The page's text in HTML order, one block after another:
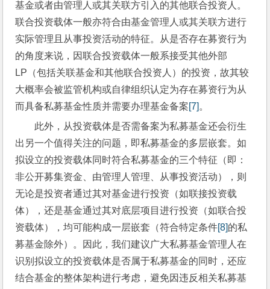
基金或者由管理人或其关联方引入的其他联合投资人。
联合投资载体一般亦符合由基金管理人或其关联方进行
实际管理且从事投资活动的特征。从是否存在募资行为
的角度来说，因联合投资载体一般系接受其他外部
LP（包括关联基金和其他联合投资人）的投资，故其较
大概率会被监管机构或自律组织认定为存在募资行为从
而具备私募基金性质并需要办理基金备案[7] 。
此外，从投资载体是否需备案为私募基金还会衍生
出另一个值得关注的问题，即私募基金的多层嵌套。如
拟设立的投资载体同时符合私募基金的三个特征（即：
非公开募集资金、由管理人管理、从事投资活动），则
无论是投资者通过其对基金进行投资（如联接投资载
体），还是基金通过其对底层项目进行投资（如联合投
资载体），均可能构成一层嵌套（符合特定条件[8]的私
募基金除外）。因此，我们建议广大私募基金管理人在
识别拟设立的投资载体是否属于私募基金的同时，还应
结合基金的整体架构进行考虑，避免因违反相关私募基